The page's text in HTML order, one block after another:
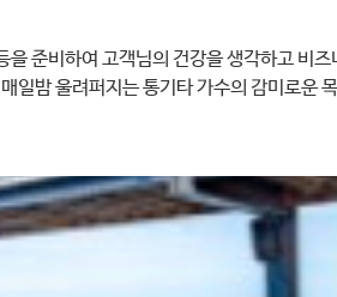
준비하여 고객님의 건강을 생각하고 비
밤 울려퍼지는 통기타 가수의 감미로운